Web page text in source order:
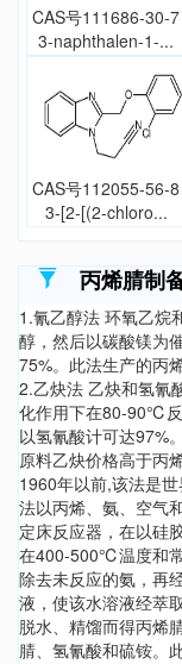
CAS号111686-30-7
3-naphthalen-1-...
CAS号112055-56-8
3-[2-[(2-chloro...
丙烯腈制
1.氰乙醇法 环氧乙烷
醇，然后以碳酸镁为
75%。此法生产的丙
2.乙炔法 乙炔和氢氰
化作用下在80-90℃反
以氢氰酸计可达97%
原料乙炔价格高于丙
1960年以前,该法是
法以丙烯、氨、空气
定床反应器，在以硅
在400-500℃温度和
除去未反应的氨，再
液，使该水溶液经萃
脱水、精馏而得丙烯
腈、氢氰酸和硫铵。